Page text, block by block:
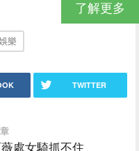
了解更多
樂
TWITTER
處女騎抓不住